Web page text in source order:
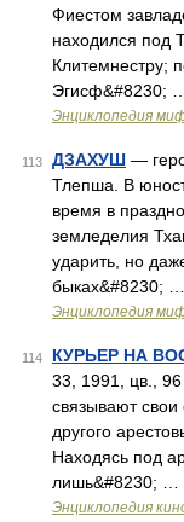
Фиестом
находился под
Клитемнестру;
Эгисф&#8230; …
Энциклопедия
113 ДЗАХУШ —
Тлепша. В
время в
земледелия
ударить, но
быках&#8230; …
Энциклопедия
114 КУРЬЕР НА
33, 1991, цв.,
связывают
другого
Находясь под
лишь&#8230; …
Энциклопедия